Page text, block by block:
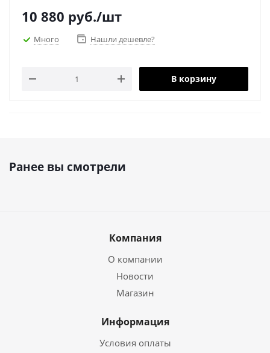
10 880 руб./шт
Много Нашли дешевле?
В корзину
Ранее вы смотрели
Компания
О компании
Новости
Магазин
Информация
Условия оплаты